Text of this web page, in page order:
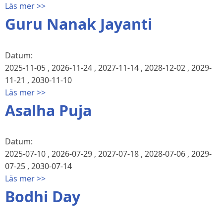
Läs mer >>
Guru Nanak Jayanti
Datum:
2025-11-05 , 2026-11-24 , 2027-11-14 , 2028-12-02 , 2029-
11-21 , 2030-11-10
Läs mer >>
Asalha Puja
Datum:
2025-07-10 , 2026-07-29 , 2027-07-18 , 2028-07-06 , 2029-
07-25 , 2030-07-14
Läs mer >>
Bodhi Day